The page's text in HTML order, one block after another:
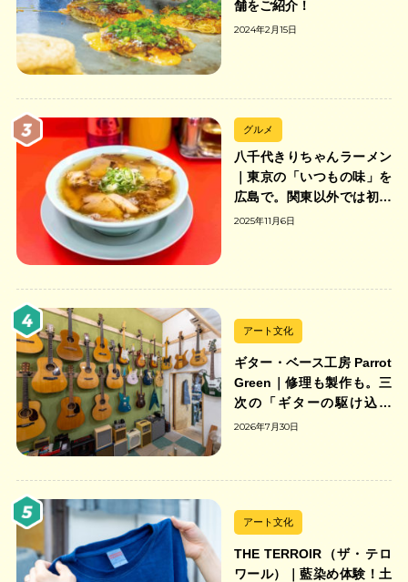
舗をご紹介！
2024年2月15日
グルメ
八千代きりちゃんラーメン
｜東京の「いつもの味」を
広島で。関東以外では初の
「ちゃんのれん組合」加盟
2025年11月6日
アート文化
ギター・ベース工房 Parrot
Green｜修理も製作も。三
次の「ギターの駆け込み
寺」
2026年7月30日
アート文化
THE TERROIR（ザ・テロ
ワール）｜藍染め体験！土